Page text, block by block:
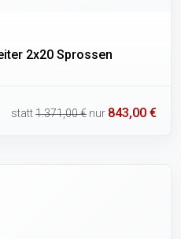
2x20 Sprossen
statt1.371,00 € nur 843,00 €